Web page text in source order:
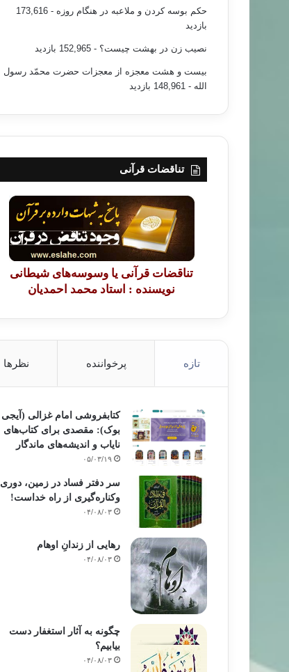
حکم بوسه کردن و ملاعبه در هنگام روزه
- 173,616
بازدید
نصیب زن در بهشت چیست؟ - 152,965 بازدید
بیست و هشت معجزه از معجزات حضرت محمّد رسول
الله - 148,961 بازدید
تناقضات قرآنی
تناقضات قرآنی یا وسوسه‌های شیطانی
نویسنده : استاد محمد احمدیان
تازه پرخواننده نظرها
کتابفروشی امام غزالی (آیجی
بوک): مقصدی برای کتاب‌های
نایاب و اندیشه‌های ماندگار
۰۵/۰۳/۱۹
سر دفتر فساد در زمین‌، دوری
وکناره‌گیری از راه خداست‌!
۰۴/۰۸/۰۳
رهایی از زندانِ اوهام
۰۴/۰۸/۰۳
چگونه به آثار استغفار دست
بیابیم؟
۰۴/۰۸/۰۳